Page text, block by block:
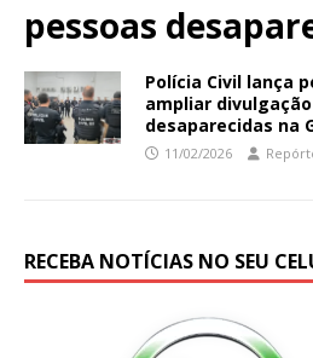
pessoas
Polícia Civil lança
ampliar
desaparecidas na
11/02/2026
RECEBA NOTÍCIAS NO SEU